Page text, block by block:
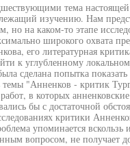
тема настоящей
изучению. Нам
но на каком-то этапе
широкого охвата
его литературная
к углубленному
сделана попытка
темы "Анненков - критик
в которых
бы с достаточной
критики
упоминается вскользь
вопросом, не получает